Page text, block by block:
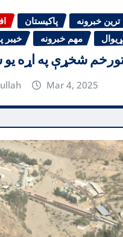
پاکیستان
ترین خبرونه
خیبر
مهم خبرونه
شخړې په اړه
Mar 4, 2025